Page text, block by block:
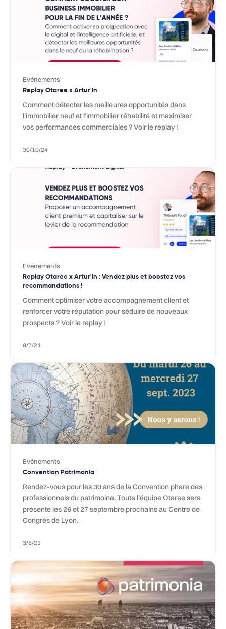
Evénements
Replay Otaree x Artur'In
Comment détecter les meilleures opportunités dans
l'immobilier neuf et l’immobilier réhabilité et maximiser
vos performances commerciales ? Voir le replay !
30/10/24
Evénements
Replay Otaree x Artur'In : Vendez plus et boostez vos
recommandations !
Comment optimiser votre accompagnement client et
renforcer votre réputation pour séduire de nouveaux
prospects ? Voir le replay !
9/7/24
Evénements
Convention Patrimonia
Rendez-vous pour les 30 ans de la Convention phare des
professionnels du patrimoine. Toute l’équipe Otaree sera
présente les 26 et 27 septembre prochains au Centre de
Congrès de Lyon.
3/8/23